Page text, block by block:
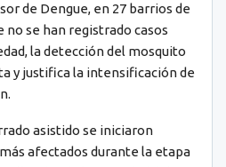
de Dengue, en 27 barrios de
no se han registrado casos
la detección del mosquito
y justifica la intensificación de
asistido se iniciaron
afectados durante la etapa